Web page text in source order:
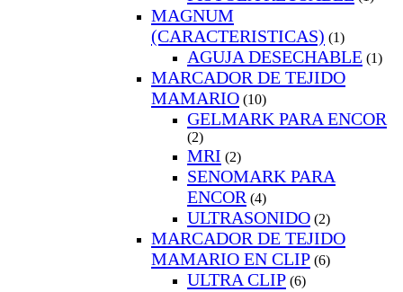
MAGNUM
(CARACTERISTICAS) (1)
AGUJA DESECHABLE (1)
MARCADOR DE TEJIDO
MAMARIO (10)
GELMARK PARA ENCOR
(2)
MRI (2)
SENOMARK PARA
ENCOR (4)
ULTRASONIDO (2)
MARCADOR DE TEJIDO
MAMARIO EN CLIP (6)
ULTRA CLIP (6)